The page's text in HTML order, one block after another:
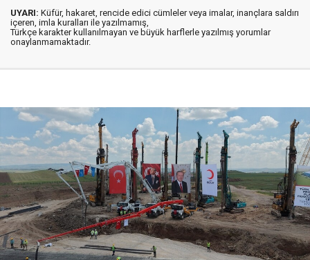
UYARI: Küfür, hakaret, rencide edici cümleler veya imalar, inançlara saldırı
içeren, imla kuralları ile yazılmamış,
Türkçe karakter kullanılmayan ve büyük harflerle yazılmış yorumlar
onaylanmamaktadır.